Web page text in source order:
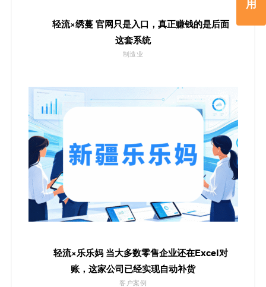
用
轻流×绣蔓 官网只是入口，真正赚钱的是后面
这套系统
制造业
轻流×乐乐妈 当大多数零售企业还在Excel对
账，这家公司已经实现自动补货
客户案例